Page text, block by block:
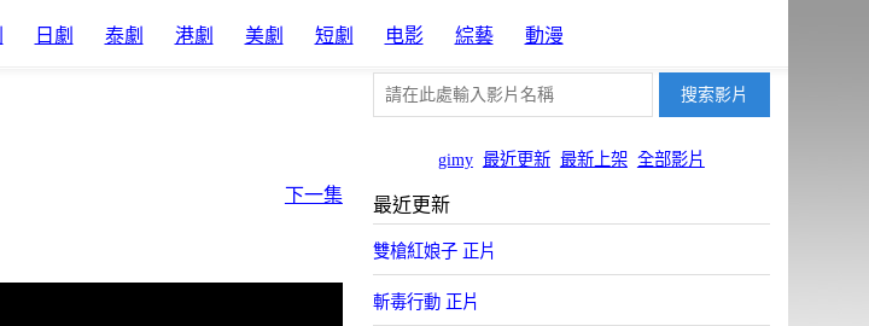
日劇 泰劇 港劇 美劇 短劇 电影 綜藝 動漫
gimy 最近更新 最新上架 全部影片
下一集 最近更新
雙槍紅娘子 正片
斬毒行動 正片